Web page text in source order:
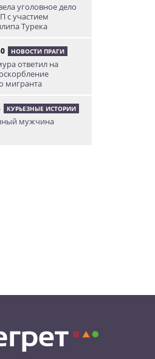
уголовное дело
с участием
Турека
НОВОСТИ ПРАГИ
ответил на
мигранта
КУРЬЕЗНЫЕ ИСТОРИИ
мужчина